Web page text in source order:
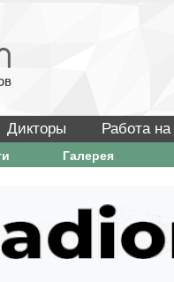
Дикторы Работа
Галерея